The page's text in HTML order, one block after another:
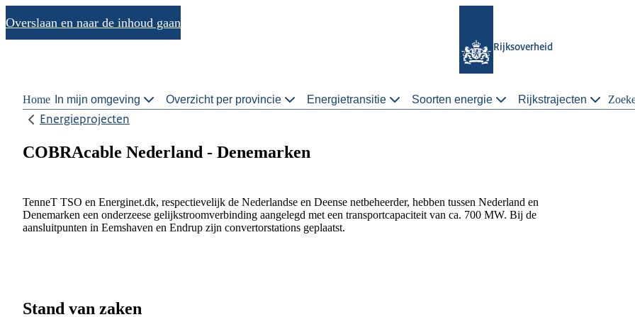
Overslaan en naar de inhoud gaan
Rijksoverheid
Home In mijn omgeving Overzicht per provincie Energietransitie Soorten energie Rijkstrajecten
Energieprojecten
COBRAcable Nederland - Denemarken
TenneT TSO en Energinet.dk, respectievelijk de Nederlandse en Deense netbeheerder, hebben tussen Nederland en
Denemarken een onderzeese gelijkstroomverbinding aangelegd met een transportcapaciteit van ca. 700 MW. Bij de
aansluitpunten in Eemshaven en Endrup zijn convertorstations geplaatst.
Stand van zaken